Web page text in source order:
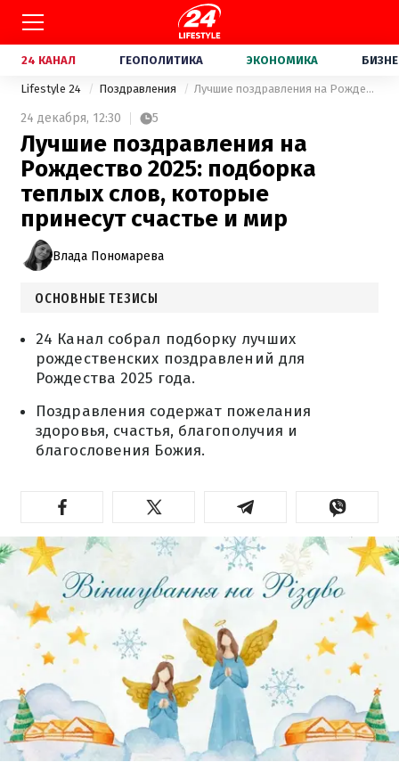
24 КАНАЛ ГЕОПОЛИТИКА ЭКОНОМИКА
Lifestyle 24 Поздравления Лучшие поздравления на Рождество 2025: подборка теплых слов, которые принесут счастье и мир
24 декабря, 12:30 5
Лучшие поздравления на
Рождество 2025: подборка
теплых слов, которые
принесут счастье и мир
Влада Пономарева
ОСНОВНЫЕ ТЕЗИСЫ
24 Канал собрал подборку лучших
рождественских поздравлений для
Рождества 2025 года.
Поздравления содержат пожелания
здоровья, счастья, благополучия и
благословения Божия.